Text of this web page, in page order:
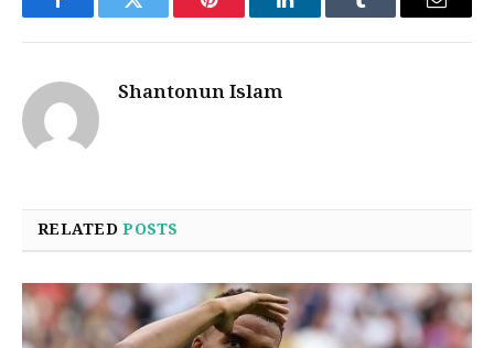
FacebookTwitter Pinterest LinkedInTumblr Email
Shantonun Islam
RELATEDPOSTS